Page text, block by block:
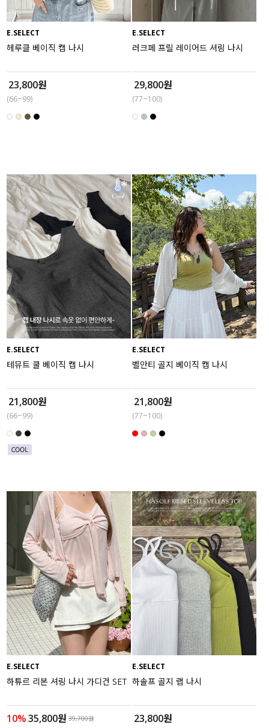
E.SELECT
헤루클 베이직 캡 나시
23,800원
(66~99)
E.SELECT
러크페 프릴 레이어드 셔링 나시
29,800원
(77~100)
E.SELECT
테뮤트 쿨 베이직 캡 나시
21,800원
(66~99)
E.SELECT
벨안티 골지 베이직 캡 나시
21,800원
(77~100)
E.SELECT
하튜르 리본 셔링 나시 가디건 SET
10%35,800원 39,700원
E.SELECT
하솔프 골지 랩 나시
23,800원